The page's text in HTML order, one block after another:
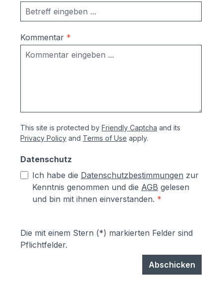
Kommentar *
This site is protected by Friendly Captcha and its
Privacy Policy and Terms of Use apply.
Datenschutz
Ich habe die Datenschutzbestimmungen zur
Kenntnis genommen und die AGB gelesen
und bin mit ihnen einverstanden. *
Die mit einem Stern (*) markierten Felder sind
Pflichtfelder.
Abschicken